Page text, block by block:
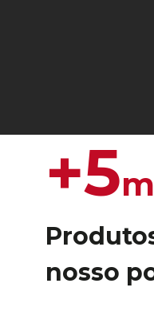
+5
nosso